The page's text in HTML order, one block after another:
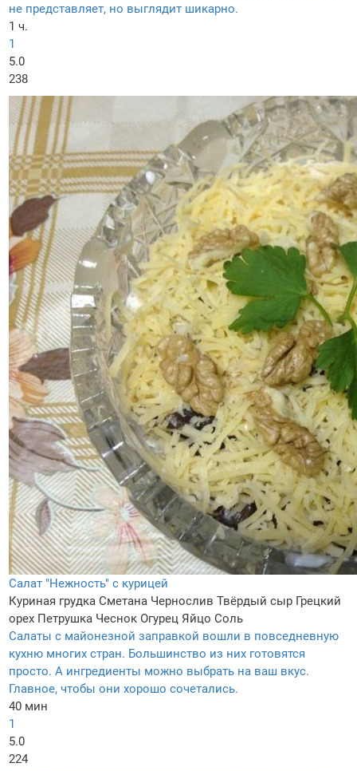
не представляет, но выглядит шикарно.
1 ч.
1
5.0
238
Салат "Нежность" с курицей
Куриная грудка Сметана Чернослив Твёрдый сыр Грецкий
орех Петрушка Чеснок Огурец Яйцо Соль
Салаты с майонезной заправкой вошли в повседневную
кухню многих стран. Большинство из них готовятся
просто. А ингредиенты можно выбрать на ваш вкус.
Главное, чтобы они хорошо сочетались.
40 мин
1
5.0
224